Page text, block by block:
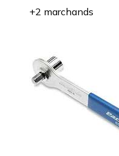
+2 marchands